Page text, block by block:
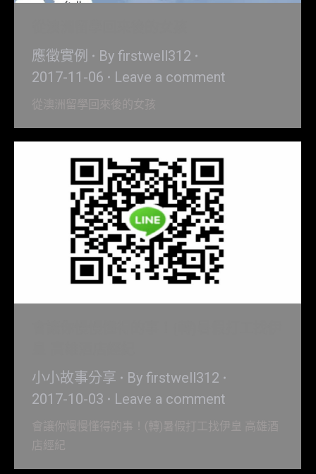
應徵實例 By firstwell312
2017-11-06
Leave a comment
從澳洲留學回來後的女孩
小小故事分享 By firstwell312
2017-10-03
Leave a comment
會讓你慢慢懂得的事！(轉)暑假打工找伊皇 高雄酒
店經紀